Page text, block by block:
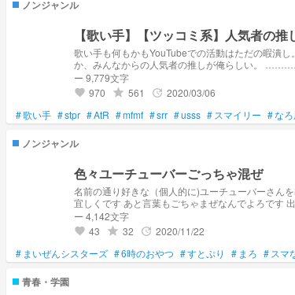
ノンジャンル
【歌い手】【ツッコミ系】人気者の
歌い手も何もかもYouTubeでの活動はただの暇潰し。 だからYouTube等インターネットを通し
か、みんなか
ー 9,779文字
favorite 970 grade 561 update 2020/03/06
#歌い手 #stpr #AtR #mfmf #srr #usss # スマイリー #な
ノンジャンル
色々ユーチューバーごっちゃ混ぜ
名前の通り好きな（個人的に)ユーチューバーさん
宜しくです あと言葉もごちゃまぜなんでよろです 出る予定の人 オリのキャラ（主人公） まいぜんシスターズ 6時のおやつ まろ すとぷり スマなろ アマル 50人クラフト←推しキャラのみ こくびび クリボー擬人化←ゑ？ 今の所は
こんなものです 増えるかもです ちなみにクリボー
ー 4,142文字
favorite 43 grade 32 update 2020/11/22
# まいぜんシスターズ #6時のおやつ #すとぷり # まろ #スマ
青春・学園